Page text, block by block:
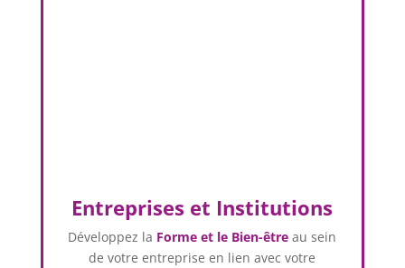
Entreprises et Institutions
Développez la Forme et le Bien-être au sein
de votre entreprise en lien avec votre